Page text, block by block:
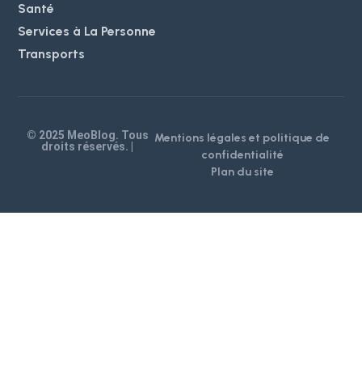
Santé
Services à La Personne
Transports
© 2025 MeoBlog. Tous
droits réservés. |
Mentions légales et politique de
confidentialité
Plan du site